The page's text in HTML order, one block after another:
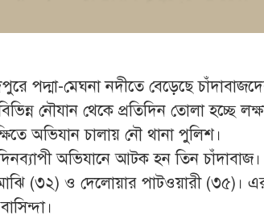
পদ্মা-মেঘনা নদীতে বেড়েছে
নৌযান থেকে প্রতিদিন তোলা হচ্ছে
অভিযান চালায় নৌ থানা পুলিশ।
অভিযানে আটক হন তিন
(৩২) ও দেলোয়ার পাটওয়ারী (৩৫)।